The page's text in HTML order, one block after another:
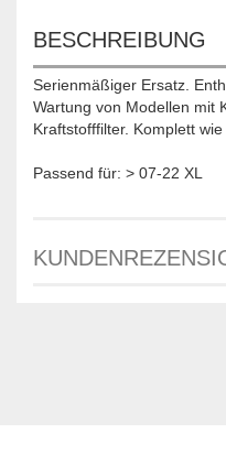
BESCHREIBUNG
Serienmäßiger Ersatz.
Wartung von Modellen mit
Kraftstofffilter. Komplett
Passend für: > 07-22 XL